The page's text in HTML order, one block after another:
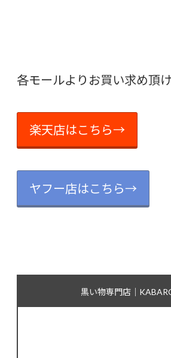
各モールよりお買い求め頂け
楽天店はこちら→
ヤフー店はこちら→
黒い物専門店｜